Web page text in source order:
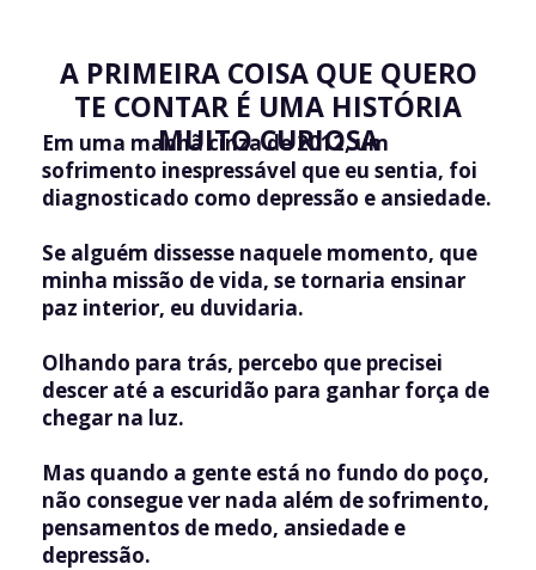
A PRIMEIRA COISA QUE QUERO
TE CONTAR É UMA HISTÓRIA
MUITO CURIOSA
Em uma manhã cinza de 2012, um
sofrimento inespressável que eu sentia, foi
diagnosticado como depressão e ansiedade.
Se alguém dissesse naquele momento, que
minha missão de vida, se tornaria ensinar
paz interior, eu duvidaria.
Olhando para trás, percebo que precisei
descer até a escuridão para ganhar força de
chegar na luz.
Mas quando a gente está no fundo do poço,
não consegue ver nada além de sofrimento,
pensamentos de medo, ansiedade e
depressão.